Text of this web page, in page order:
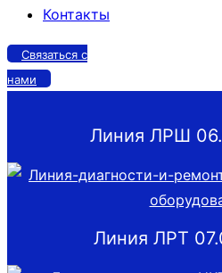
Контакты
Связаться с
нами
Линия ЛРШ
Линия ЛРТ